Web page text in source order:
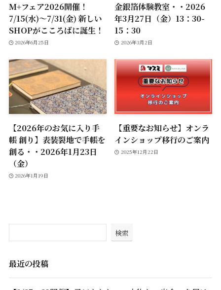
M+フェア2026開催！
7/15(水)～7/31(金) 新しい
SHOPがこころばに誕生！
2026年6月25日
金銀箔体験教室・・2026
年3月27日（金）13：30-
15：30
2026年3月2日
【2026年のお気に入り手
帳 創り】表装裂地で手帳を
創る・・2026年1月23日
（金）
2026年1月19日
【重要なお知らせ】オンラ
インショップ移行のご案内
2025年12月22日
検索
最近の投稿